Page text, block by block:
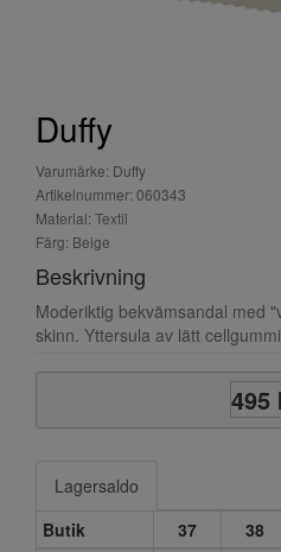
Duffy
Varumärke: Duffy
Artikelnummer: 060343
Material: Textil
Färg: Beige
Beskrivning
Moderiktig bekvämsandal med
skinn. Yttersula av lätt
495
Lagersaldo
Butik
37 38